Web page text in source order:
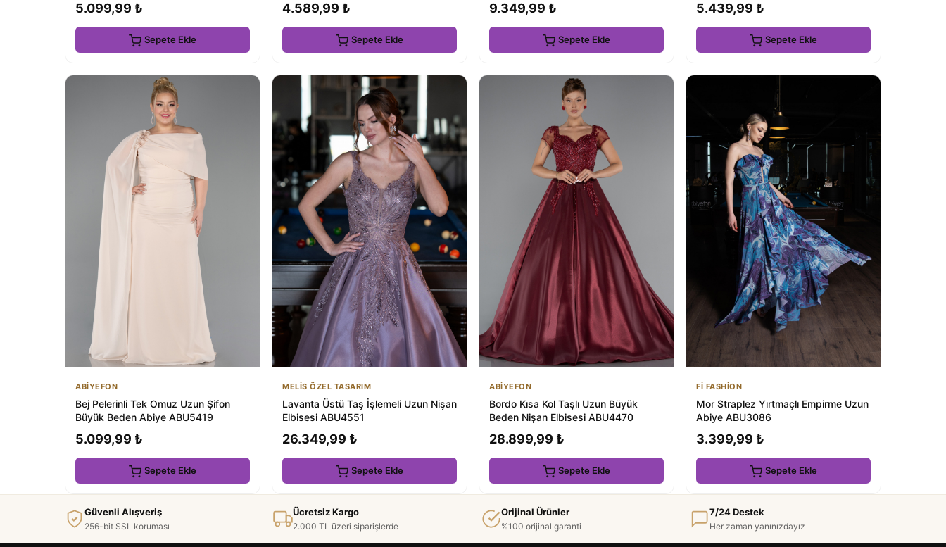
5.099,99 ₺
Sepete Ekle
4.589,99 ₺
Sepete Ekle
9.349,99 ₺
Sepete Ekle
5.439,99 ₺
Sepete Ekle
ABİYEFON
Bej Pelerinli Tek Omuz Uzun Şifon
Büyük Beden Abiye ABU5419
5.099,99 ₺
Sepete Ekle
MELİS ÖZEL TASARIM
Lavanta Üstü Taş İşlemeli Uzun Nişan
Elbisesi ABU4551
26.349,99 ₺
Sepete Ekle
ABİYEFON
Bordo Kısa Kol Taşlı Uzun Büyük
Beden Nişan Elbisesi ABU4470
28.899,99 ₺
Sepete Ekle
Fİ FASHİON
Mor Straplez Yırtmaçlı Empirme Uzun
Abiye ABU3086
3.399,99 ₺
Sepete Ekle
Güvenli Alışveriş
256-bit SSL koruması
Ücretsiz Kargo
2.000 TL üzeri siparişlerde
Orijinal Ürünler
%100 orijinal garanti
7/24 Destek
Her zaman yanınızdayız